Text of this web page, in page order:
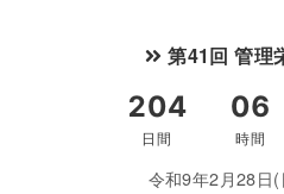
第41回 管理
令和9年2月28日(